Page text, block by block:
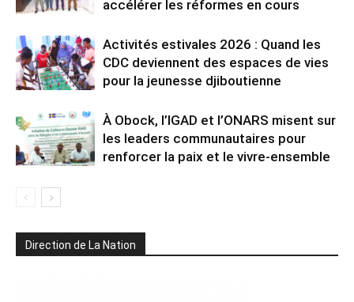
accélérer les réformes en cours
Activités estivales 2026 : Quand les
CDC deviennent des espaces de vies
pour la jeunesse djiboutienne
À Obock, l’IGAD et l’ONARS misent sur
les leaders communautaires pour
renforcer la paix et le vivre-ensemble
Direction de La Nation